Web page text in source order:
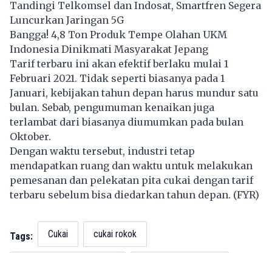
Tandingi Telkomsel dan Indosat, Smartfren Segera
Luncurkan Jaringan 5G
Bangga! 4,8 Ton Produk Tempe Olahan UKM
Indonesia Dinikmati Masyarakat Jepang
Tarif terbaru ini akan efektif berlaku mulai 1
Februari 2021. Tidak seperti biasanya pada 1
Januari, kebijakan tahun depan harus mundur satu
bulan. Sebab, pengumuman kenaikan juga
terlambat dari biasanya diumumkan pada bulan
Oktober.
Dengan waktu tersebut, industri tetap
mendapatkan ruang dan waktu untuk melakukan
pemesanan dan pelekatan pita cukai dengan tarif
terbaru sebelum bisa diedarkan tahun depan. (FYR)
Tags: Cukai cukai rokok